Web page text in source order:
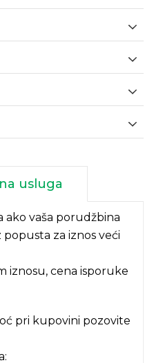
usluga
ako vaša porudžbina
za iznos veći
iznosu, cena isporuke
pri kupovini pozovite